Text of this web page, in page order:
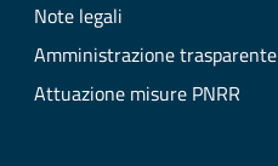
Note legali
Amministrazione trasparente
Attuazione misure PNRR